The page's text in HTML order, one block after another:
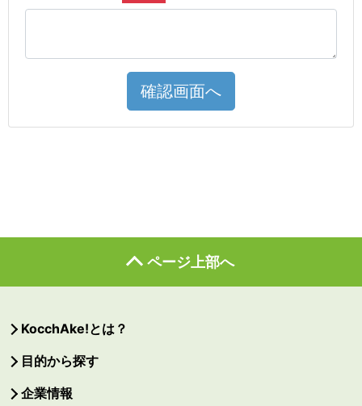
確認画面へ
ページ上部へ
KocchAke!とは？
目的から探す
企業情報